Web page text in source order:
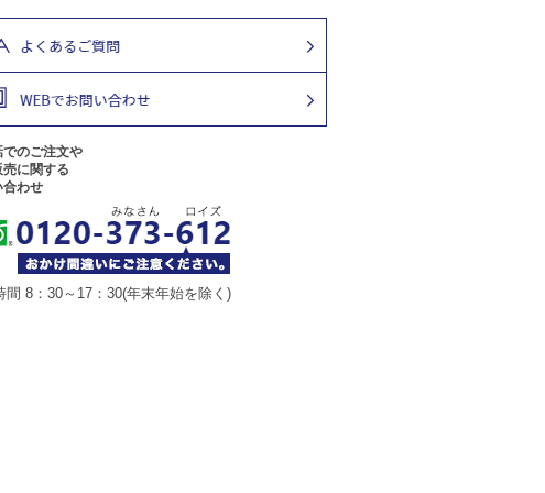
でのご注文や
に関する
合わせ
間 8：30～17：30(年末年始を除く)